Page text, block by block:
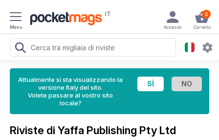
Menu
IT 0
Carrello
Accesso
Attualmente si sta visualizzando la
versione Italy del sito.
Volete passare al vostro sito
locale?
Riviste di Yaffa Publishing Pty Ltd